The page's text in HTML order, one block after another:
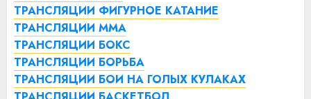
ТРАНСЛЯЦИИ ФИГУРНОЕ КАТАНИЕ
ТРАНСЛЯЦИИ ММА
ТРАНСЛЯЦИИ БОКС
ТРАНСЛЯЦИИ БОРЬБА
ТРАНСЛЯЦИИ БОИ НА ГОЛЫХ КУЛАКАХ